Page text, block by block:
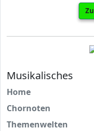
Musikalisches
Home
Chornoten
Themenwelten